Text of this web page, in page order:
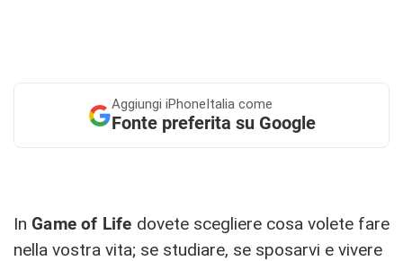
Aggiungi iPhoneItalia come
Fonte preferita su Google
In Game of Life dovete scegliere cosa volete fare
nella vostra vita; se studiare, se sposarvi e vivere